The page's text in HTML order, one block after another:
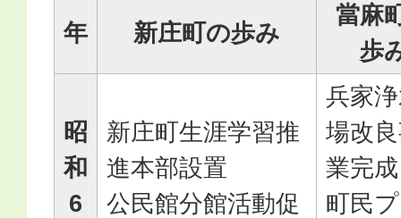
年 新庄町の歩み
當麻
歩
昭
和
6
新庄町生涯学習推
進本部設置
公民館分館活動促
兵家
場改
業完成
町民